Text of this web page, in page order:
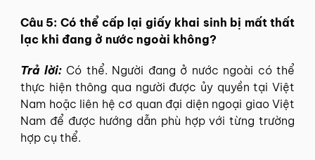
Câu 5: Có thể cấp lại giấy khai sinh bị mất thất
lạc khi đang ở nước ngoài không?
Trả lời: Có thể. Người đang ở nước ngoài có thể
thực hiện thông qua người được ủy quyền tại Việt
Nam hoặc liên hệ cơ quan đại diện ngoại giao Việt
Nam để được hướng dẫn phù hợp với từng trường
hợp cụ thể.